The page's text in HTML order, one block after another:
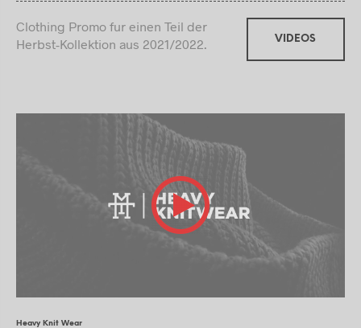
Clothing Promo fur einen Teil der
Herbst-Kollektion aus 2021/2022.
VIDEOS
Heavy Knit Wear